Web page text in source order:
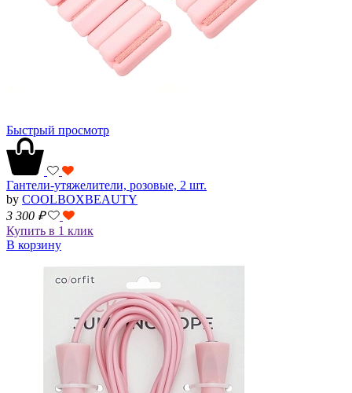
Быстрый просмотр
Гантели-утяжелители, розовые, 2 шт.
by COOLBOXBEAUTY
3 300 ₽
Купить в 1 клик
В корзину